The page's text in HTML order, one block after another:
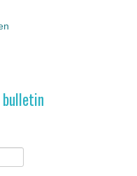
bulletin